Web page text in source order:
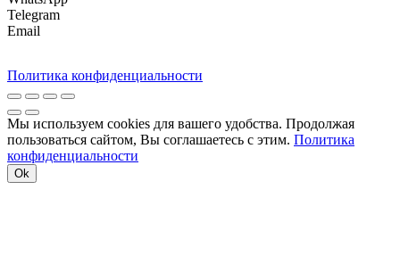
Telegram
Email
Политика конфиденциальности
Мы используем cookies для вашего удобства. Продолжая
пользоваться сайтом, Вы соглашаетесь с этим. Политика
конфиденциальности
Ok